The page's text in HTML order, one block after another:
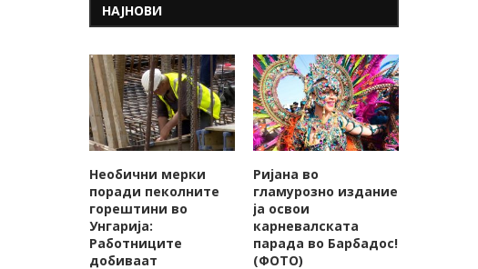
НАЈНОВИ
Необични мерки
поради пеколните
горештини во
Унгарија:
Работниците
добиваат
Ријана во
гламурозно издание
ја освои
карневалската
парада во Барбадос!
(ФОТО)